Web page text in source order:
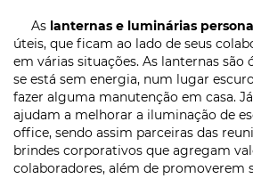
As lanternas e luminárias
úteis, que ficam ao lado de seus
em várias situações. As lanternas são
se está sem energia, num lugar
fazer alguma manutenção em casa.
ajudam a melhorar a iluminação de
office, sendo assim parceiras das
brindes corporativos que agregam
colaboradores, além de promoverem